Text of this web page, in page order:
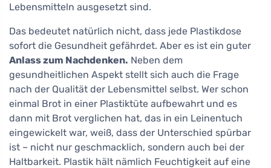
Lebensmitteln ausgesetzt sind.
Das bedeutet natürlich nicht, dass jede Plastikdose
sofort die Gesundheit gefährdet. Aber es ist ein guter
Anlass zum Nachdenken. Neben dem
gesundheitlichen Aspekt stellt sich auch die Frage
nach der Qualität der Lebensmittel selbst. Wer schon
einmal Brot in einer Plastiktüte aufbewahrt und es
dann mit Brot verglichen hat, das in ein Leinentuch
eingewickelt war, weiß, dass der Unterschied spürbar
ist – nicht nur geschmacklich, sondern auch bei der
Haltbarkeit. Plastik hält nämlich Feuchtigkeit auf eine